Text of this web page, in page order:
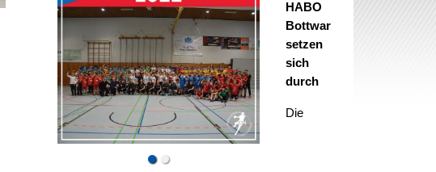
HABO
Bottwar
setzen
sich
durch
Die